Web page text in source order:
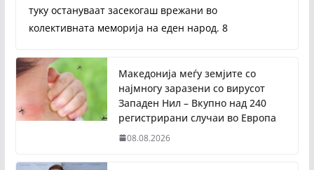
туку остануваат засекогаш врежани во
колективната меморија на еден народ. 8
Македонија меѓу земјите со
најмногу заразени со вирусот
Западен Нил – Вкупно над 240
регистрирани случаи во Европа
08.08.2026